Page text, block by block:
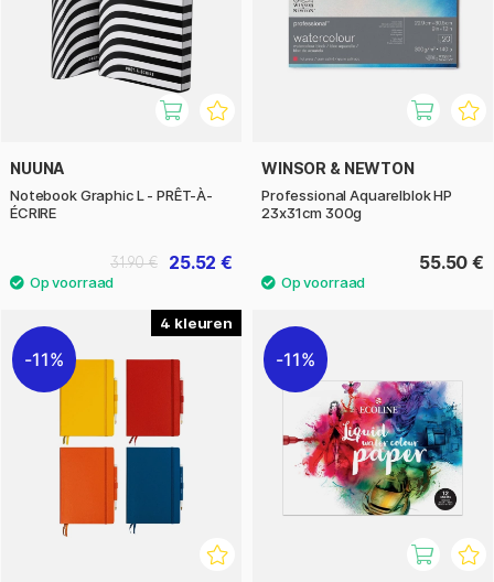
NUUNA
Notebook Graphic L - PRÊT-À-
ÉCRIRE
25.52 €
31.90 €
WINSOR & NEWTON
Professional Aquarelblok HP
23x31cm 300g
55.50 €
4
11% 11%